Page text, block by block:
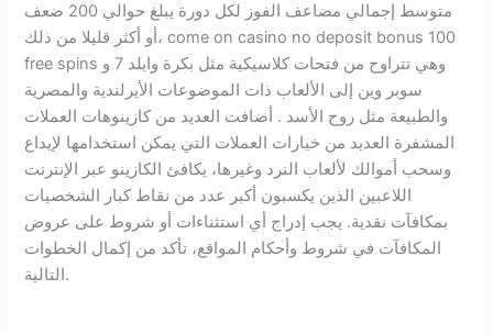
متوسط إجمالي مضاعف الفوز لكل دورة يبلغ حوالي 200 ضعف
أو أكثر قليلا من ذلك، come on casino no deposit bonus 100
free spins وهي تتراوح من فتحات كلاسيكية مثل بكرة وايلد 7 و
سوبر وين إلى الألعاب ذات الموضوعات الأيرلندية والمصرية
والطبيعة مثل روح الأسد . أضافت العديد من كازينوهات العملات
المشفرة العديد من خيارات العملات التي يمكن استخدامها لإيداع
وسحب أموالك لألعاب النرد وغيرها، يكافئ الكازينو عبر الإنترنت
اللاعبين الذين يكسبون أكبر عدد من نقاط كبار الشخصيات
بمكافآت نقدية. يجب إدراج أي استثناءات أو شروط على عروض
المكافآت في شروط وأحكام المواقع، تأكد من إكمال الخطوات
التالية.